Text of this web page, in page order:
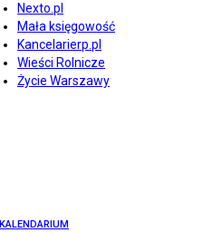
Nexto.pl
Mała księgowość
Kancelarierp.pl
Wieści Rolnicze
Życie Warszawy
KALENDARIUM